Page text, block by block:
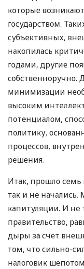
которые
государством.
субъективных,
накопилась
годами, другие
собственноручно.
минимизации
высоким
потенциалом,
политику,
процессов,
решения.
Итак, прошло
так и не
капитуляции. И
правительство,
дыры за счет
том, что сильно-
налоговик